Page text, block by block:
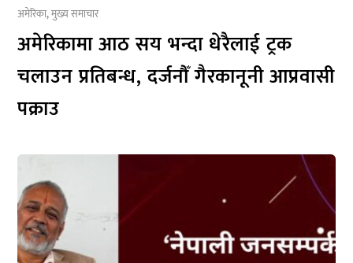
अमेरिका,मुख्य समाचार
अमेरिकामा आठ सय भन्दा धेरैलाई ट्रक
चलाउन प्रतिबन्ध, दर्जनौँ गैरकानूनी आप्रवासी
पक्राउ